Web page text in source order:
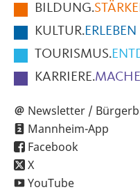
SeiteBILDUNG.
KULTUR.ERLEBEN
TOURISMUS.
KARRIERE.
Newsletter /
Mannheim-App
Facebook
X
YouTube